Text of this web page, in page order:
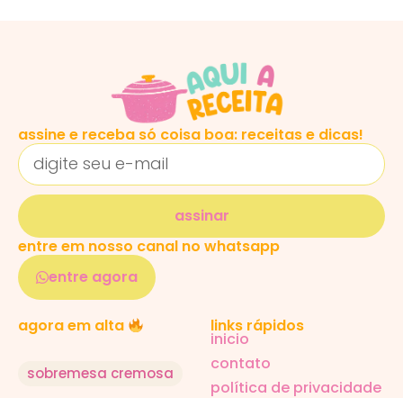
assine e receba só coisa boa: receitas e dicas!
assinar
entre em nosso canal no whatsapp
entre agora
agora em alta
sobremesa cremosa
links rápidos
inicio
contato
política de privacidade